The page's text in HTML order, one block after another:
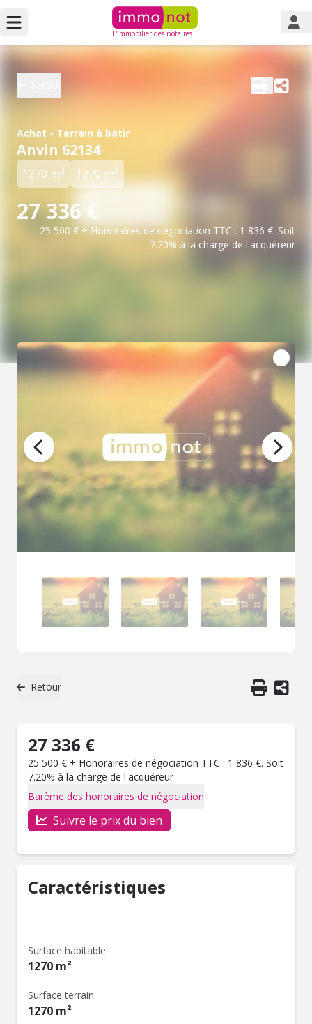
L'immobilier des notaires
Achat - Terrain à bâtir
Anvin 62134
1270 m2 1270 m2
27 336 €
25 500 € + Honoraires de négociation TTC : 1 836 €. Soit
7.20% à la charge de l'acquéreur
Retour
27 336 €
25 500 € + Honoraires de négociation TTC : 1 836 €. Soit
7.20% à la charge de l'acquéreur
Barème des honoraires de négociation
Suivre le prix du bien
Caractéristiques
Surface habitable
1270 m²
Surface terrain
1270 m²